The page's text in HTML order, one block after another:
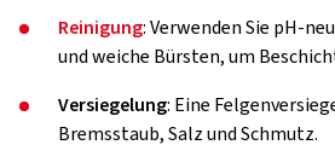
Reinigung: Verwenden Sie pH-
und weiche Bürsten, um
Versiegelung: Eine
Bremsstaub, Salz und Schmutz.